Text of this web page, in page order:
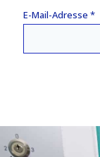
E-Mail-Adresse *